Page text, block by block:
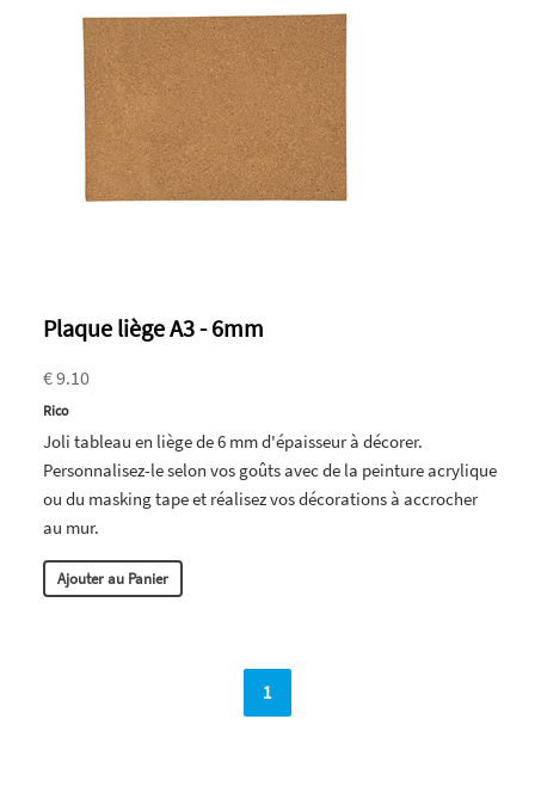
Plaque liège A3 - 6mm
€ 9.10
Rico
Joli tableau en liège de 6 mm d'épaisseur à décorer.
Personnalisez-le selon vos goûts avec de la peinture acrylique
ou du masking tape et réalisez vos décorations à accrocher
au mur.
Ajouter au Panier
1